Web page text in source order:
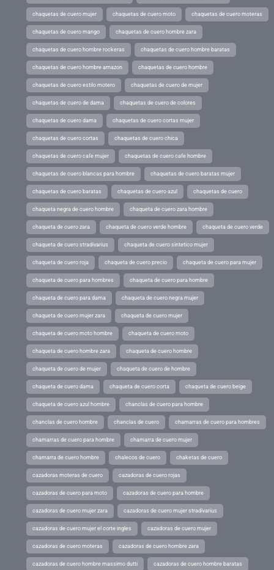
chaquetas de cuero mujer chaquetas de cuero moto chaquetas de cuero moteras
chaquetas de cuero mango chaquetas de cuero hombre zara
chaquetas de cuero hombre rockeras chaquetas de cuero hombre baratas
chaquetas de cuero hombre amazon chaquetas de cuero hombre
chaquetas de cuero estilo motero chaquetas de cuero de mujer
chaquetas de cuero de dama chaquetas de cuero de colores
chaquetas de cuero dama chaquetas de cuero cortas mujer
chaquetas de cuero cortas chaquetas de cuero chica
chaquetas de cuero cafe mujer chaquetas de cuero cafe hombre
chaquetas de cuero blancas para hombre chaquetas de cuero baratas mujer
chaquetas de cuero baratas chaquetas de cuero azul chaquetas de cuero
chaqueta negra de cuero hombre chaqueta de cuero zara hombre
chaqueta de cuero zara chaqueta de cuero verde hombre chaqueta de cuero verde
chaqueta de cuero stradivarius chaqueta de cuero sintetico mujer
chaqueta de cuero roja chaqueta de cuero precio chaqueta de cuero para mujer
chaqueta de cuero para hombres chaqueta de cuero para hombre
chaqueta de cuero para dama chaqueta de cuero negra mujer
chaqueta de cuero mujer zara chaqueta de cuero mujer
chaqueta de cuero moto hombre chaqueta de cuero moto
chaqueta de cuero hombre zara chaqueta de cuero hombre
chaqueta de cuero de mujer chaqueta de cuero de hombre
chaqueta de cuero dama chaqueta de cuero corta chaqueta de cuero beige
chaqueta de cuero azul hombre chanclas de cuero para hombre
chanclas de cuero hombre chanclas de cuero chamarras de cuero para hombres
chamarras de cuero para hombre chamarra de cuero mujer
chamarra de cuero hombre chalecos de cuero chaketas de cuero
cazadoras moteras de cuero cazadoras de cuero rojas
cazadoras de cuero para moto cazadoras de cuero para hombre
cazadoras de cuero mujer zara cazadoras de cuero mujer stradivarius
cazadoras de cuero mujer el corte ingles cazadoras de cuero mujer
cazadoras de cuero moteras cazadoras de cuero hombre zara
cazadoras de cuero hombre massimo dutti cazadoras de cuero hombre baratas